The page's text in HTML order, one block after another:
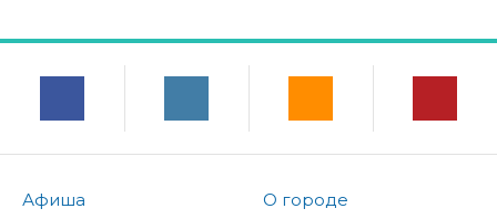
Афиша
О городе